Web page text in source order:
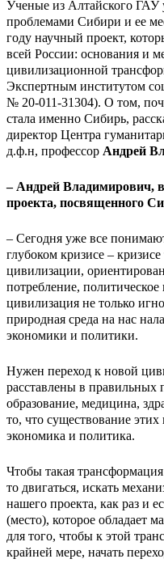
Ученые из Алтайского ГАУ
проблемами Сибири и ее
году научный проект,
всей России: основания и
цивилизационной
Экспертным институтом
№ 20-011-31304). О том,
стала именно Сибирь,
директор Центра
д.ф.н, профессор Андрей
– Андрей Владимирович,
проекта, посвященного
– Сегодня уже все
глубоком кризисе –
цивилизации,
потребление,
цивилизация не только
природная среда на нас
экономики и политики.
Нужен переход к новой
расставлены в правильных
образование, медицина,
то, что существование
экономика и политика.
Чтобы такая
то двигаться, искать
нашего проекта, как раз и
(место), которое обладает
для того, чтобы к этой
крайней мере, начать